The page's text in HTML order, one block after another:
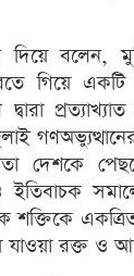
দিয়ে বলেন,
গিয়ে
দেশকে
ইতিবাচক
শক্তিকে
রক্ত ও